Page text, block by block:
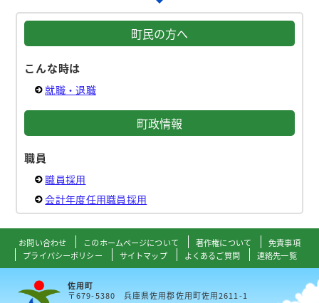
町民の方へ
こんな時は
就職・退職
町政情報
職員
職員採用
会計年度任用職員採用
お問い合わせ このホームページについて 著作権について
免責事項
プライバシーポリシー
サイトマップ よくあるご質問 連絡先一覧
佐用町
〒679-5380 兵庫県佐用郡佐用町佐用2611-1